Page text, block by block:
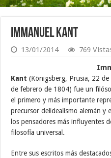
Immanuel Kant
13/01/2014 769
Kant (Königsberg, Prusia, 22
de febrero de 1804) fue un
el primero y más importante
precursor delidealismo alemán y
los pensadores más influyentes
filosofía universal.
Entre sus escritos más